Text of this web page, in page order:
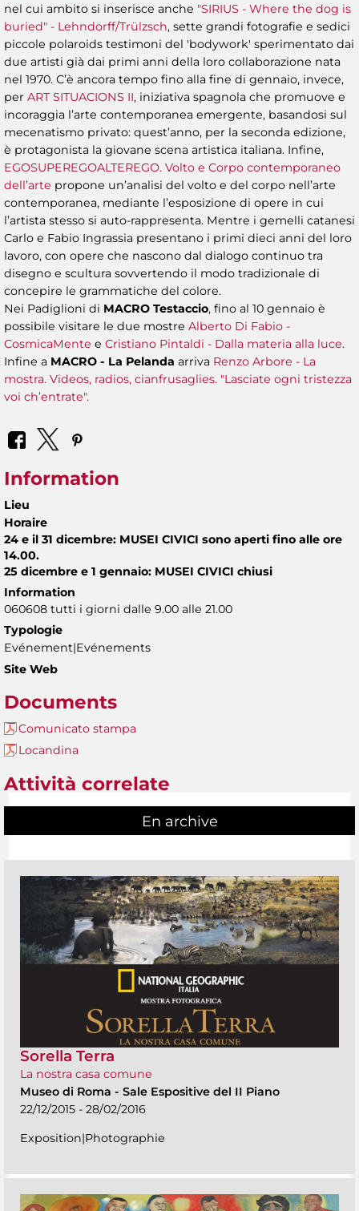
nel cui ambito si inserisce anche "SIRIUS - Where the dog is
buried" - Lehndorff/Trülzsch, sette grandi fotografie e sedici
piccole polaroids testimoni del 'bodywork' sperimentato dai
due artisti già dai primi anni della loro collaborazione nata
nel 1970. C’è ancora tempo fino alla fine di gennaio, invece,
per ART SITUACIONS II, iniziativa spagnola che promuove e
incoraggia l’arte contemporanea emergente, basandosi sul
mecenatismo privato: quest’anno, per la seconda edizione,
è protagonista la giovane scena artistica italiana. Infine,
EGOSUPEREGOALTEREGO. Volto e Corpo contemporaneo
dell’arte propone un’analisi del volto e del corpo nell’arte
contemporanea, mediante l’esposizione di opere in cui
l’artista stesso si auto-rappresenta. Mentre i gemelli catanesi
Carlo e Fabio Ingrassia presentano i primi dieci anni del loro
lavoro, con opere che nascono dal dialogo continuo tra
disegno e scultura sovvertendo il modo tradizionale di
concepire le grammatiche del colore.
Nei Padiglioni di MACRO Testaccio, fino al 10 gennaio è
possibile visitare le due mostre Alberto Di Fabio -
CosmicaMente e Cristiano Pintaldi - Dalla materia alla luce.
Infine a MACRO - La Pelanda arriva Renzo Arbore - La
mostra. Videos, radios, cianfrusaglies. "Lasciate ogni tristezza
voi ch’entrate".
Information
Lieu
Horaire
24 e il 31 dicembre: MUSEI CIVICI sono aperti fino alle ore
14.00.
25 dicembre e 1 gennaio: MUSEI CIVICI chiusi
Information
060608 tutti i giorni dalle 9.00 alle 21.00
Typologie
Evénement|Evénements
Site Web
Documents
Comunicato stampa
Locandina
Attività correlate
En archive
Sorella Terra
La nostra casa comune
Museo di Roma - Sale Espositive del II Piano
22/12/2015 - 28/02/2016
Exposition|Photographie